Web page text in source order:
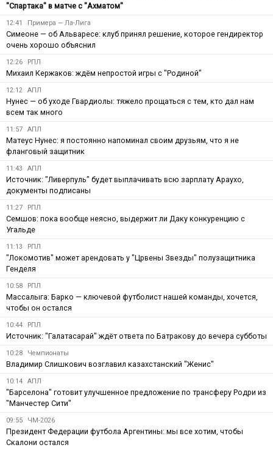
"Спартака" в матче с "Ахматом"
12:41 Примера — Ла-Лига
Симеоне — об Альваресе: клуб принял решение, которое гендиректор
очень хорошо объяснил
12:26 РПЛ
Михаил Кержаков: ждём непростой игры с "Родиной"
12:12 АПЛ
Нунес — об уходе Гвардиолы: тяжело прощаться с тем, кто дал нам
всем так много
11:57 АПЛ
Матеус Нунес: я постоянно напоминал своим друзьям, что я не
фланговый защитник
11:43 АПЛ
Источник: "Ливерпуль" будет выплачивать всю зарплату Араухо,
документы подписаны
11:27 РПЛ
Семшов: пока вообще неясно, выдержит ли Даку конкуренцию с
Угальде
11:13 РПЛ
"Локомотив" может арендовать у "Црвены Звезды" полузащитника
Генделя
10:58 РПЛ
Массалыга: Барко — ключевой футболист нашей команды, хочется,
чтобы он остался
10:44 РПЛ
Источник: "Галатасарай" ждёт ответа по Батракову до вечера субботы
10:28 Чемпионаты
Владимир Слишкович возглавил казахстанский "Женис"
10:14 АПЛ
"Барселона" готовит улучшенное предложение по трансферу Родри из
"Манчестер Сити"
09:55 ЧМ-2026
Президент Федерации футбола Аргентины: мы все хотим, чтобы
Скалони остался